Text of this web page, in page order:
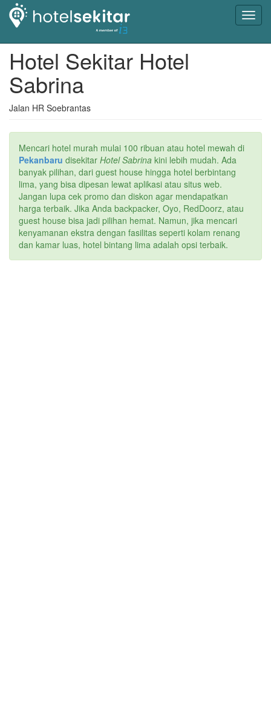
Hotel Sekitar Hotel
Sabrina
Jalan HR Soebrantas
Mencari hotel murah mulai 100 ribuan atau hotel mewah di
Pekanbaru disekitar Hotel Sabrina kini lebih mudah. Ada
banyak pilihan, dari guest house hingga hotel berbintang
lima, yang bisa dipesan lewat aplikasi atau situs web.
Jangan lupa cek promo dan diskon agar mendapatkan
harga terbaik. Jika Anda backpacker, Oyo, RedDoorz, atau
guest house bisa jadi pilihan hemat. Namun, jika mencari
kenyamanan ekstra dengan fasilitas seperti kolam renang
dan kamar luas, hotel bintang lima adalah opsi terbaik.